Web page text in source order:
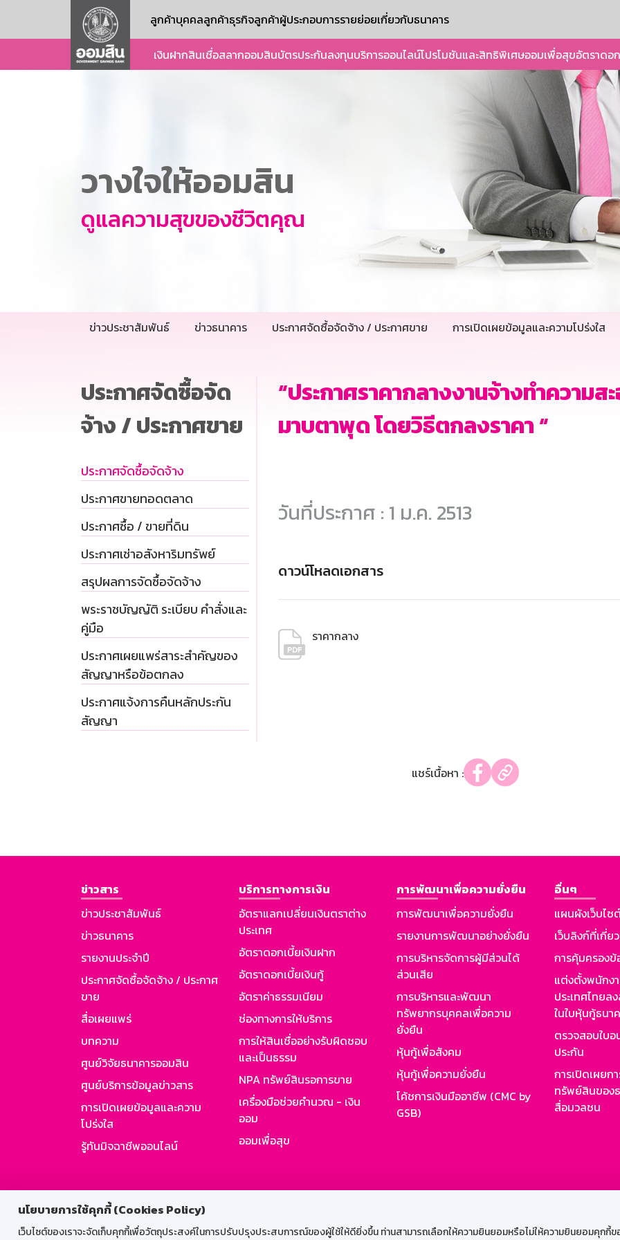
นโยบายการใช้คุกกี้ (Cookies Policy)
เว็บไซต์ของเราจะจัดเก็บคุกกี้เพื่อวัตถุประสงค์ในการปรับปรุงประสบการณ์ของผู้ใช้ให้ดียิ่งขึ้น ท่านสามารถเลือกให้ความยินยอมหรือไม่ให้ความยินยอมคุกกี้ข
ลูกค้าบุคคลลูกค้าธุรกิจลูกค้าผู้ประกอบการรายย่อยเกี่ยวกับธนาคาร
เงินฝากสินเชื่อสลากออมสินบัตรประกันลงทุนบริการออนไลน์โปรโมชันและสิทธิพิเศษออมเพื่อสุขอัตราดอ
วางใจให้ออมสิน
ดูแลความสุขของชีวิตคุณ
ข่าวประชาสัมพันธ์ ข่าวธนาคาร ประกาศจัดซื้อจัดจ้าง / ประกาศขาย การเปิดเผยข้อมูลและความโปร่งใส
ประกาศจัดซื้อจัด
จ้าง / ประกาศขาย
ประกาศจัดซื้อจัดจ้าง
ประกาศขายทอดตลาด
ประกาศซื้อ / ขายที่ดิน
ประกาศเช่าอสังหาริมทรัพย์
สรุปผลการจัดซื้อจัดจ้าง
พระราชบัญญัติ ระเบียบ คำสั่งและ
คู่มือ
ประกาศเผยแพร่สาระสำคัญของ
สัญญาหรือข้อตกลง
ประกาศแจ้งการคืนหลักประกัน
สัญญา
“ประกาศราคากลางงานจ้างทำความ
มาบตาพุด โดยวิธีตกลงราคา “
วันที่ประกาศ : 1 ม.ค. 2513
ดาวน์โหลดเอกสาร
ราคากลาง
แชร์เนื้อหา :
ข่าวสาร
ข่าวประชาสัมพันธ์
ข่าวธนาคาร
รายงานประจำปี
ประกาศจัดซื้อจัดจ้าง / ประกาศ
ขาย
สื่อเผยแพร่
บทความ
ศูนย์วิจัยธนาคารออมสิน
ศูนย์บริการข้อมูลข่าวสาร
การเปิดเผยข้อมูลและความ
โปร่งใส
รู้ทันมิจฉาชีพออนไลน์
บริการทางการเงิน
อัตราแลกเปลี่ยนเงินตราต่าง
ประเทศ
อัตราดอกเบี้ยเงินฝาก
อัตราดอกเบี้ยเงินกู้
อัตราค่าธรรมเนียม
ช่องทางการให้บริการ
การให้สินเชื่ออย่างรับผิดชอบ
และเป็นธรรม
NPA ทรัพย์สินรอการขาย
เครื่องมือช่วยคำนวณ - เงิน
ออม
ออมเพื่อสุข
การพัฒนาเพื่อความยั่งยืน
การพัฒนาเพื่อความยั่งยืน
รายงานการพัฒนาอย่างยั่งยืน
การบริหารจัดการผู้มีส่วนได้
ส่วนเสีย
การบริหารและพัฒนา
ทรัพยากรบุคคลเพื่อความ
ยั่งยืน
หุ้นกู้เพื่อสังคม
หุ้นกู้เพื่อความยั่งยืน
โค้ชการเงินมืออาชีพ (CMC by
GSB)
อื่นๆ
แผนผังเว็บไซ
เว็บลิงก์ที่เกี่ย
การคุ้มครอง
แต่งตั้งพนักง
ประเทศไทยล
ในใบหุ้นกู้ธนา
ตรวจสอบใบ
ประกัน
การเปิดเผยก
ทรัพย์สินของ
สื่อมวลชน